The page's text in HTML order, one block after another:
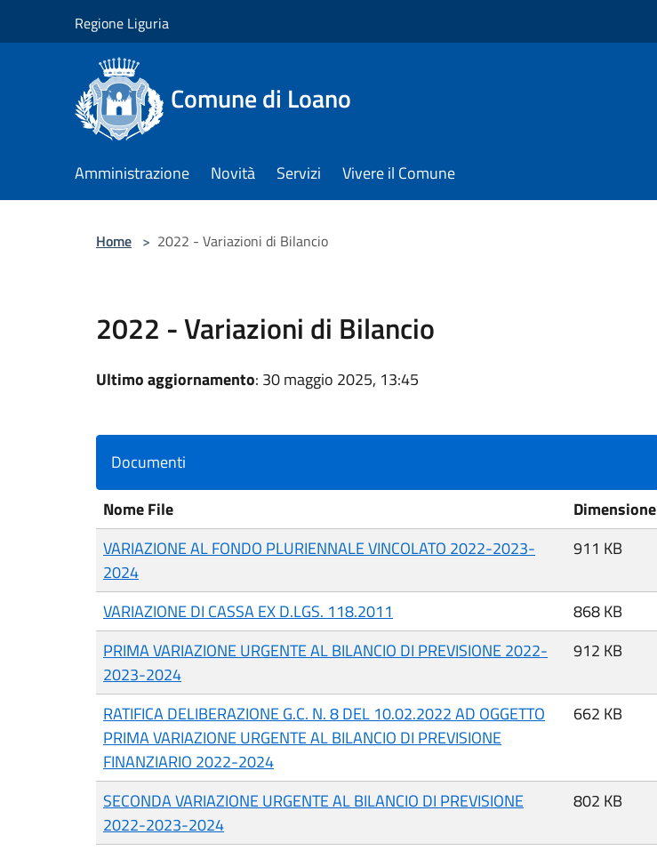
Regione Liguria
Comune di Loano
Amministrazione Novità Servizi Vivere il Comune
Home > 2022 - Variazioni di Bilancio
2022 - Variazioni di Bilancio
Ultimo aggiornamento: 30 maggio 2025, 13:45
Documenti
Nome File
Dimensione
VARIAZIONE AL FONDO PLURIENNALE VINCOLATO 2022-2023-
2024
911 KB
VARIAZIONE DI CASSA EX D.LGS. 118.2011
868 KB
PRIMA VARIAZIONE URGENTE AL BILANCIO DI PREVISIONE 2022-
2023-2024
912 KB
RATIFICA DELIBERAZIONE G.C. N. 8 DEL 10.02.2022 AD OGGETTO
PRIMA VARIAZIONE URGENTE AL BILANCIO DI PREVISIONE
FINANZIARIO 2022-2024
662 KB
SECONDA VARIAZIONE URGENTE AL BILANCIO DI PREVISIONE
2022-2023-2024
802 KB